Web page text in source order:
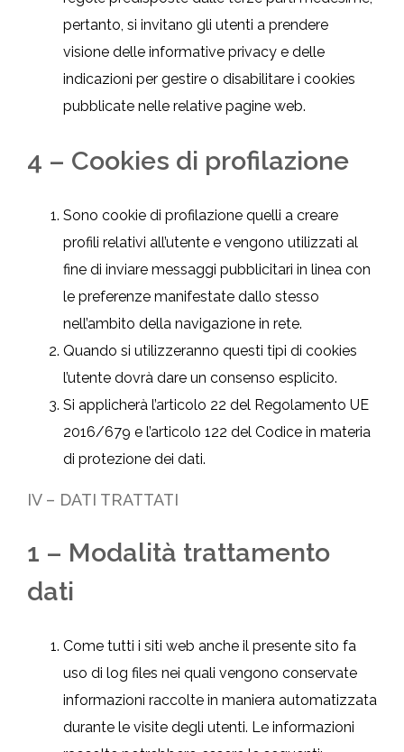
pertanto, si invitano gli utenti a prendere
visione delle informative privacy e delle
indicazioni per gestire o disabilitare i cookies
pubblicate nelle relative pagine web.
4 – Cookies di profilazione
Sono cookie di profilazione quelli a creare
profili relativi all’utente e vengono utilizzati al
fine di inviare messaggi pubblicitari in linea con
le preferenze manifestate dallo stesso
nell’ambito della navigazione in rete.
Quando si utilizzeranno questi tipi di cookies
l’utente dovrà dare un consenso esplicito.
Si applicherà l’articolo 22 del Regolamento UE
2016/679 e l’articolo 122 del Codice in materia
di protezione dei dati.
IV – DATI TRATTATI
1 – Modalità trattamento
dati
Come tutti i siti web anche il presente sito fa
uso di log files nei quali vengono conservate
informazioni raccolte in maniera automatizzata
durante le visite degli utenti. Le informazioni